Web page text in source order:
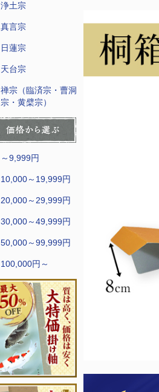
浄土宗
真言宗
日蓮宗
天台宗
禅宗（臨済宗・曹洞
宗・黄檗宗）
～9,999円
10,000～19,999円
20,000～29,999円
30,000～49,999円
50,000～99,999円
100,000円～